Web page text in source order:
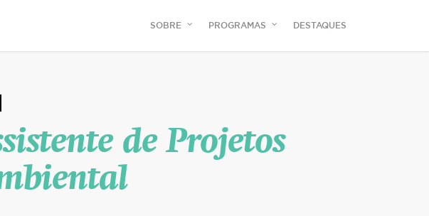
SOBRE PROGRAMAS DESTAQUES
de Projetos